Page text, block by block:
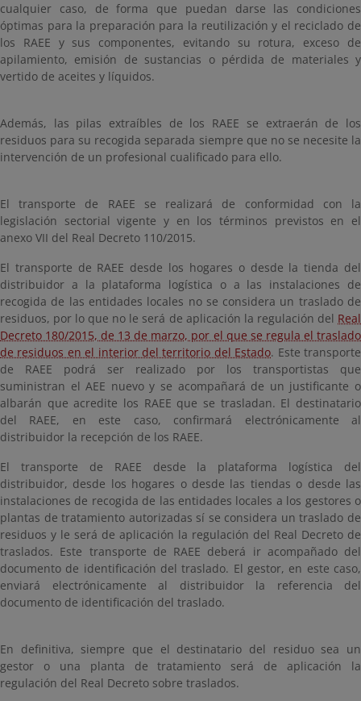
cualquier caso, de forma que puedan darse las condiciones
óptimas para la preparación para la reutilización y el reciclado de
los RAEE y sus componentes, evitando su rotura, exceso de
apilamiento, emisión de sustancias o pérdida de materiales y
vertido de aceites y líquidos.
Además, las pilas extraíbles de los RAEE se extraerán de los
residuos para su recogida separada siempre que no se necesite la
intervención de un profesional cualificado para ello.
El transporte de RAEE se realizará de conformidad con la
legislación sectorial vigente y en los términos previstos en el
anexo VII del Real Decreto 110/2015.
El transporte de RAEE desde los hogares o desde la tienda del
distribuidor a la plataforma logística o a las instalaciones de
recogida de las entidades locales no se considera un traslado de
residuos, por lo que no le será de aplicación la regulación del Real
Decreto 180/2015, de 13 de marzo, por el que se regula el traslado
de residuos en el interior del territorio del Estado. Este transporte
de RAEE podrá ser realizado por los transportistas que
suministran el AEE nuevo y se acompañará de un justificante o
albarán que acredite los RAEE que se trasladan. El destinatario
del RAEE, en este caso, confirmará electrónicamente al
distribuidor la recepción de los RAEE.
El transporte de RAEE desde la plataforma logística del
distribuidor, desde los hogares o desde las tiendas o desde las
instalaciones de recogida de las entidades locales a los gestores o
plantas de tratamiento autorizadas sí se considera un traslado de
residuos y le será de aplicación la regulación del Real Decreto de
traslados. Este transporte de RAEE deberá ir acompañado del
documento de identificación del traslado. El gestor, en este caso,
enviará electrónicamente al distribuidor la referencia del
documento de identificación del traslado.
En definitiva, siempre que el destinatario del residuo sea un
gestor o una planta de tratamiento será de aplicación la
regulación del Real Decreto sobre traslados.